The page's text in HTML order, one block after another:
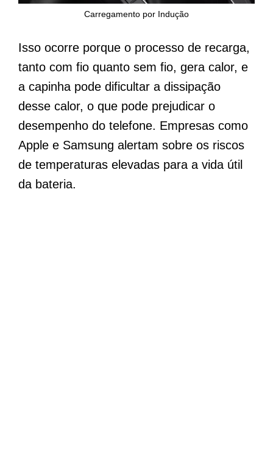
Carregamento por Indução
Isso ocorre porque o processo de recarga,
tanto com fio quanto sem fio, gera calor, e
a capinha pode dificultar a dissipação
desse calor, o que pode prejudicar o
desempenho do telefone. Empresas como
Apple e Samsung alertam sobre os riscos
de temperaturas elevadas para a vida útil
da bateria.